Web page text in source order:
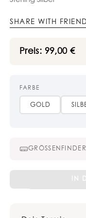
SHARE WITH
Preis: 99,00 €
FARBE
GOLD
GRÖSSENFINDER
Hoops
IN